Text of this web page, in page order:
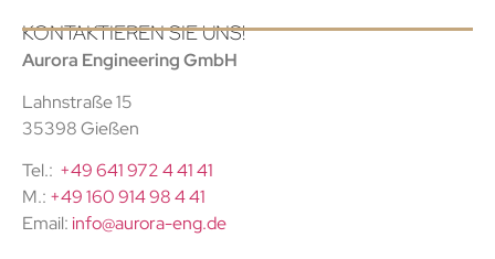
KONTAKTIEREN SIE UNS!
Aurora Engineering GmbH
Lahnstraße 15
35398 Gießen
Tel.: +49 641 972 4 41 41
M.: +49 160 914 98 4 41
Email: info@aurora-eng.de